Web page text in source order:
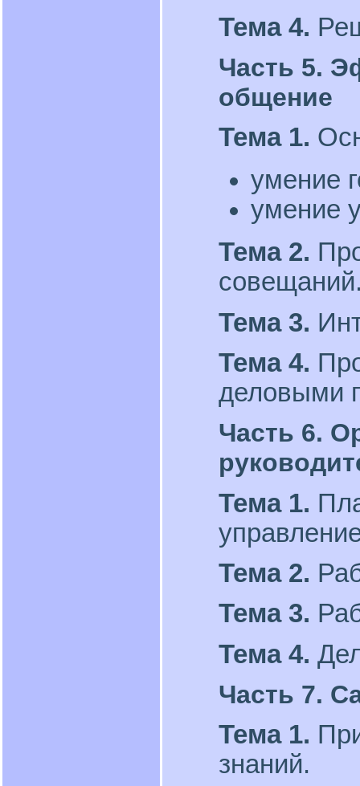
Тема 4.
Часть 5.
общение
Тема 1.
умение
умение
Тема 2.
Тема 3.
Тема 4.
деловыми
Часть 6.
Тема 1.
Тема 2.
Тема 3.
Тема 4.
Часть 7.
Тема 1.
знаний.